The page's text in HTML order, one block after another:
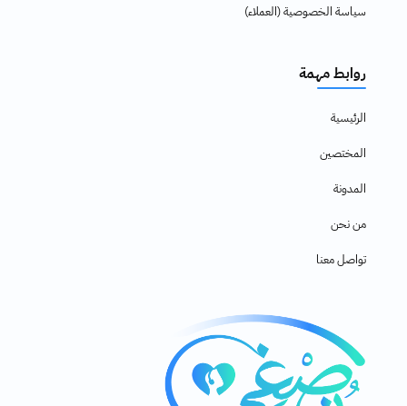
سياسة الخصوصية (العملاء)
روابط مهمة
الرئيسية
المختصين
المدونة
من نحن
تواصل معنا